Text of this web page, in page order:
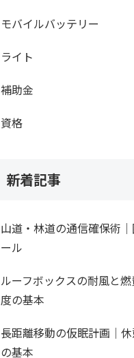
モバイルバッテリー
ライト
補助金
資格
新着記事
山道・林道の通信確保術
ール
ルーフボックスの耐風と
度の基本
長距離移動の仮眠計画｜
の基本